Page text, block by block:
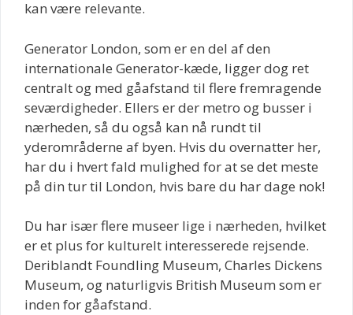
kan være relevante.
Generator London, som er en del af den
internationale Generator-kæde, ligger dog ret
centralt og med gåafstand til flere fremragende
seværdigheder. Ellers er der metro og busser i
nærheden, så du også kan nå rundt til
yderområderne af byen. Hvis du overnatter her,
har du i hvert fald mulighed for at se det meste
på din tur til London, hvis bare du har dage nok!
Du har især flere museer lige i nærheden, hvilket
er et plus for kulturelt interesserede rejsende.
Deriblandt Foundling Museum, Charles Dickens
Museum, og naturligvis British Museum som er
inden for gåafstand.